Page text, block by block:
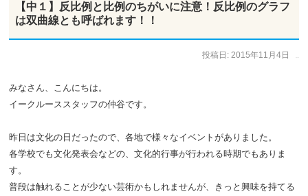
【中１】反比例と比例のちがいに注意！反比例のグラフ
は双曲線とも呼ばれます！！
投稿日: 2015年11月4日
みなさん、こんにちは。
イークルーススタッフの仲谷です。
昨日は文化の日だったので、各地で様々なイベントがありました。
各学校でも文化発表会などの、文化的行事が行われる時期でもありま
す。
普段は触れることが少ない芸術かもしれませんが、きっと興味を持てる